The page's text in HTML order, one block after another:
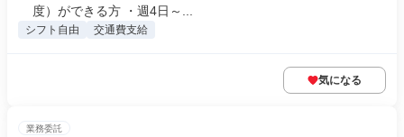
度）ができる方 ・週4日～...
シフト自由 交通費支給
気になる
業務委託